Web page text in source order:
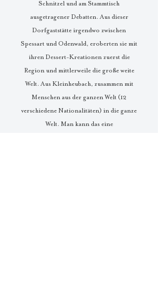
Schnitzel und am Stammtisch
ausgetragener Debatten. Aus dieser
Dorfgaststätte irgendwo zwischen
Spessart und Odenwald, eroberten sie mit
ihren Dessert-Kreationen zuerst die
Region und mittlerweile die große weite
Welt. Aus Kleinheubach, zusammen mit
Menschen aus der ganzen Welt (12
verschiedene Nationalitäten) in die ganze
Welt. Man kann das eine